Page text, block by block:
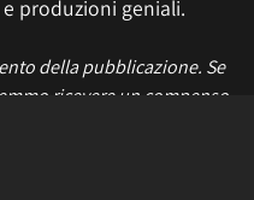
produzioni geniali.
della pubblicazione. Se
ricevere un compenso.